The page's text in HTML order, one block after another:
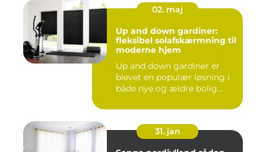
02. maj
Up and down gardiner:
fleksibel solafskærmning til
moderne hjem
Up and down gardiner er
blevet en populær løsning i
både nye og ældre bolig...
31. jan